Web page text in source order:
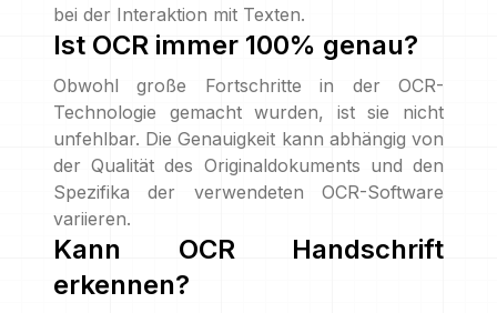
bei der Interaktion mit Texten.
Ist OCR immer 100% genau?
Obwohl große Fortschritte in der OCR-
Technologie gemacht wurden, ist sie nicht
unfehlbar. Die Genauigkeit kann abhängig von
der Qualität des Originaldokuments und den
Spezifika der verwendeten OCR-Software
variieren.
Kann OCR Handschrift
erkennen?